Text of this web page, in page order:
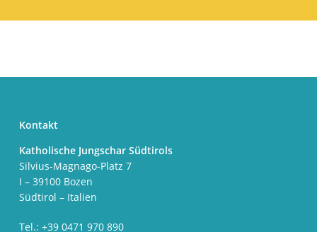
Kontakt
Katholische Jungschar Südtirols
Silvius-Magnago-Platz 7
I – 39100 Bozen
Südtirol – Italien
Tel.: +39 0471 970 890